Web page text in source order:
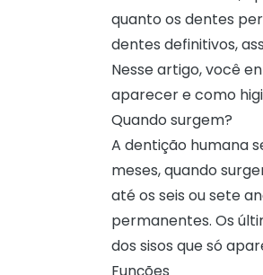
quanto os dentes
dentes definitivos,
Nesse artigo, você
aparecer e como
Quando surgem?
A dentição humana
meses, quando
até os seis ou sete
permanentes. Os
dos sisos que só